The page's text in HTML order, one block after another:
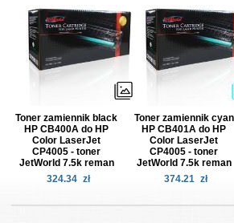
Toner zamiennik black
HP CB400A do HP
Color LaserJet
CP4005 - toner
JetWorld 7.5k reman
324.34 zł
Toner zamiennik cyan
HP CB401A do HP
Color LaserJet
CP4005 - toner
JetWorld 7.5k reman
374.21 zł